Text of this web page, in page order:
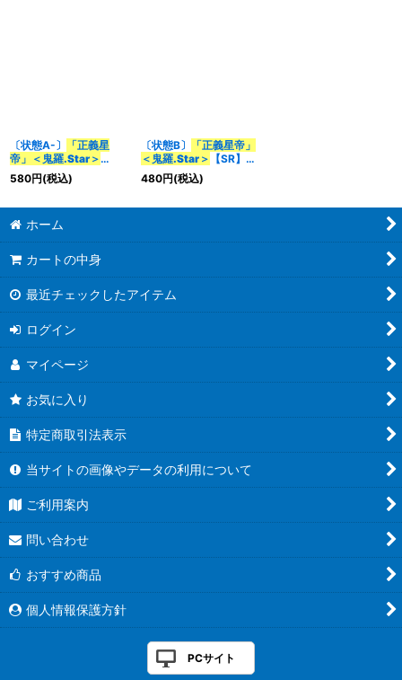
〔状態A-〕
「正義星
帝」＜鬼羅.Star＞
【SR】{22EX1超G2/超
G10}《光》
580円(税込)
〔状態B〕
「正義星帝」
＜鬼羅.Star＞ 【SR】
{22EX1超G2/超G10}
《光》
480円(税込)
ホーム
カートの中身
最近チェックしたアイテム
ログイン
マイページ
お気に入り
特定商取引法表示
当サイトの画像やデータの利用について
ご利用案内
問い合わせ
おすすめ商品
個人情報保護方針
PCサイト